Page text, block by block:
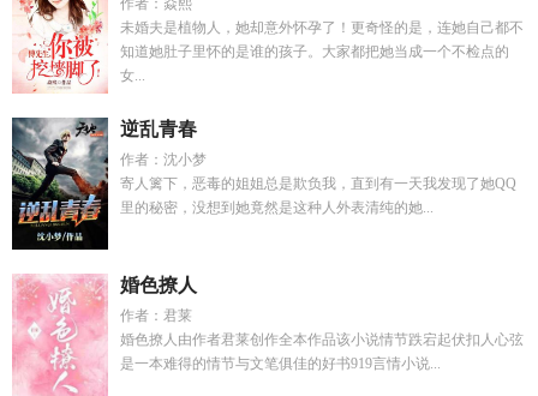
作者：焱熙
未婚夫是植物人，她却意外怀孕了！更奇怪的是，连她自己都不
知道她肚子里怀的是谁的孩子。大家都把她当成一个不检点的
女...
逆乱青春
作者：沈小梦
寄人篱下，恶毒的姐姐总是欺负我，直到有一天我发现了她QQ
里的秘密，没想到她竟然是这种人外表清纯的她...
婚色撩人
作者：君莱
婚色撩人由作者君莱创作全本作品该小说情节跌宕起伏扣人心弦
是一本难得的情节与文笔俱佳的好书919言情小说...